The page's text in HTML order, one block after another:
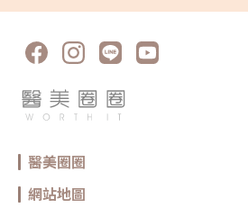
醫美圈圈
網站地圖